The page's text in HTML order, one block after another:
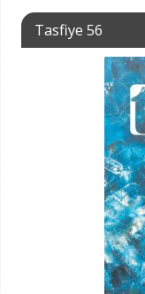
Tasfiye 56